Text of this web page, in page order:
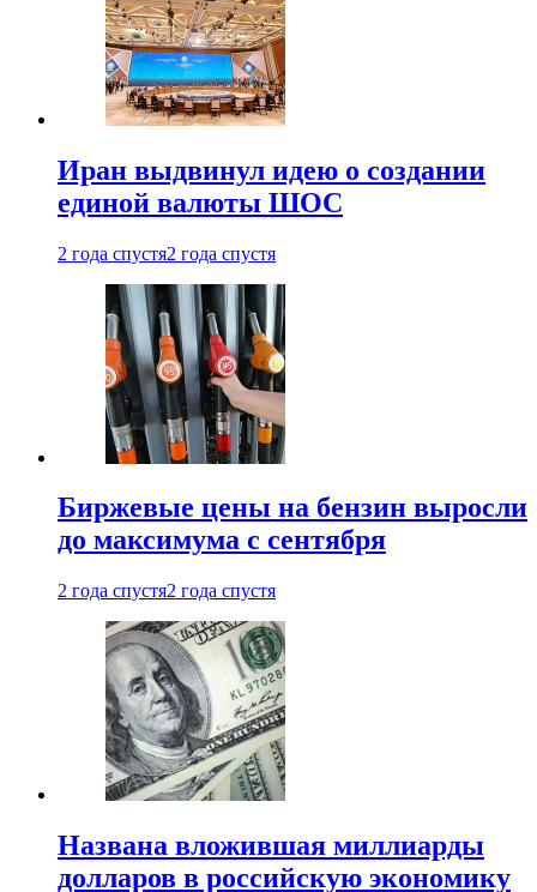
Иран выдвинул идею о создании
единой валюты ШОС
2 года спустя2 года спустя
Биржевые цены на бензин выросли
до максимума с сентября
2 года спустя2 года спустя
Названа вложившая миллиарды
долларов в российскую экономику